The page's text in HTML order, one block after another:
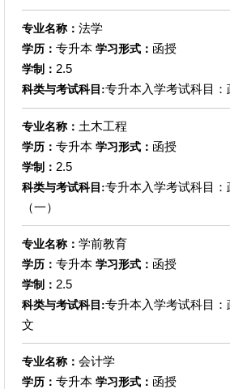
专业名称： 法学
学历： 专升本 学习形式： 函授
学制： 2.5
科类与考试科目:专升本入学考试科目
专业名称： 土木工程
学历： 专升本 学习形式： 函授
学制： 2.5
科类与考试科目:专升本入学考试科目
（一）
专业名称： 学前教育
学历： 专升本 学习形式： 函授
学制： 2.5
科类与考试科目:专升本入学考试科目
文
专业名称： 会计学
学历： 专升本 学习形式： 函授